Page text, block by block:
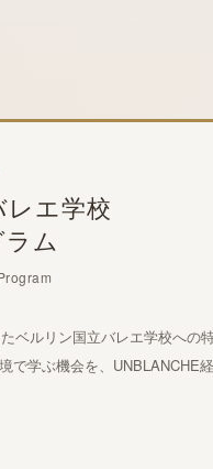
レエ学校
ム
ベルリン国立バレエ学校への
で学ぶ機会を、UNBLANCHE